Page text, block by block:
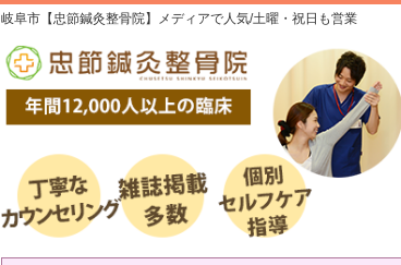
岐阜市【忠節鍼灸整骨院】メディアで人気/土曜・祝日も営業